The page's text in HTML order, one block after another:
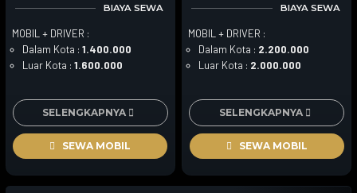
BIAYA SEWA
MOBIL + DRIVER :
Dalam Kota : 1.400.000
Luar Kota : 1.600.000
SELENGKAPNYA
SEWA MOBIL
BIAYA SEWA
MOBIL + DRIVER :
Dalam Kota : 2.200.000
Luar Kota : 2.000.000
SELENGKAPNYA
SEWA MOBIL